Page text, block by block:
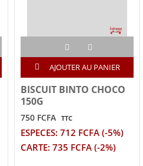
AJOUTER AU PANIER
BISCUIT BINTO CHOCO
150G
750 FCFA TTC
ESPECES: 712 FCFA (-5%)
CARTE: 735 FCFA (-2%)